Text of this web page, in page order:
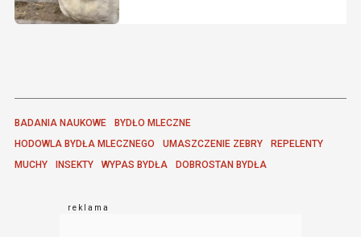
BADANIA NAUKOWE
BYDŁO MLECZNE
HODOWLA BYDŁA MLECZNEGO
UMASZCZENIE ZEBRY
REPELENTY
MUCHY
INSEKTY WYPAS BYDŁA DOBROSTAN BYDŁA